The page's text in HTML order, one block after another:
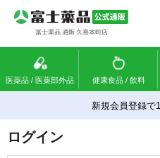
医薬品 / 医薬部外品 健康食品 / 飲料
新規会員登録で
ログイン